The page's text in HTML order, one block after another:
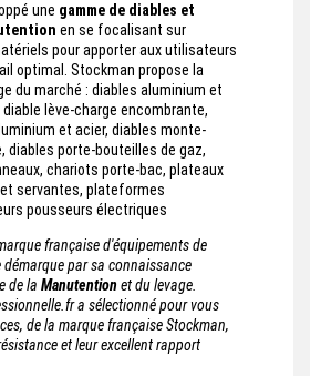
une gamme de diables et
en se focalisant sur
pour apporter aux utilisateurs
optimal. Stockman propose la
du marché : diables aluminium et
lève-charge encombrante,
et acier, diables monte-
diables porte-bouteilles de gaz,
chariots porte-bac, plateaux
servantes, plateformes
pousseurs électriques
française d'équipements de
démarque par sa connaissance
de la Manutentionet du levage.
a sélectionné pour vous
de la marque française Stockman,
et leur excellent rapport